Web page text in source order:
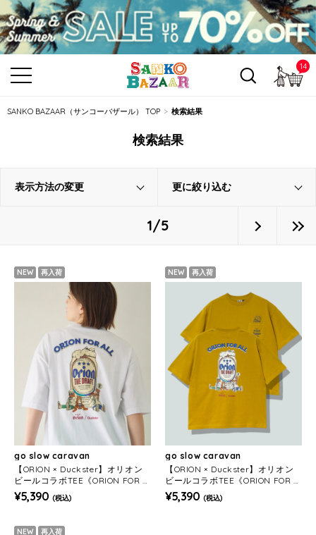
14カ
SANKO BAZAAR（サンコーバザール） TOP 検索結果
検索結果
表示方法の変更 更に絞り込む
1/5
NEW 再入荷
go slow caravan
【ORION × Duckster】オリオン
ビールコラボTEE《ORION FOR A
LL》(MENS)
¥5,390 (税込)
NEW 再入荷
go slow caravan
【ORION × Duckster】オリオン
ビールコラボTEE《ORION FOR A
LL》(MENS)
¥5,390 (税込)
NEW 再入荷